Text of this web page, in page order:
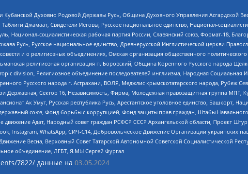
Кубанской Духовно Родовой Державы Русь, Община Духовного Управления Асгардской
Джамаат, Свидетели Иеговы, Русское национальное единство, Национал-
Национал-социалистическая рабочая партия России, Славянский союз, Формат-18,
Русь, Русское национальное единство, Древнерусской Инглистической церкви
и о религиозных объединениях, Омская организация общественного
религиозная организация п. Боровский, Община Коренного Русского народа
division, Религиозное объединение последователей инглиизма, Народная Социальная
Русского народа г. Астрахани, ВОЛЯ, Меджлис крымскотатарского народа, Рубеж
Державная, Сектор 16, Независимость, Фирма, Молодежная правозащитная группа МПГ,
Ак Умут, Русская республика Русь, Арестантское уголовное единство, Башкорт,
союз, Фонд борьбы с коррупцией, Фонд защиты прав граждан, Штабы
Адат, Народный совет граждан РСФСР СССР Архангельской области, Проект
Instagram, WhatsApp, СИЧ-С14, Добровольческое Движение Организации украинских
Весна, Верховный Совет Татарской Автономной Советской Социалистической
объединение, ЛГБТ, Я.МЫ Сергей Фургал
7822/ данные на 03.05.2024